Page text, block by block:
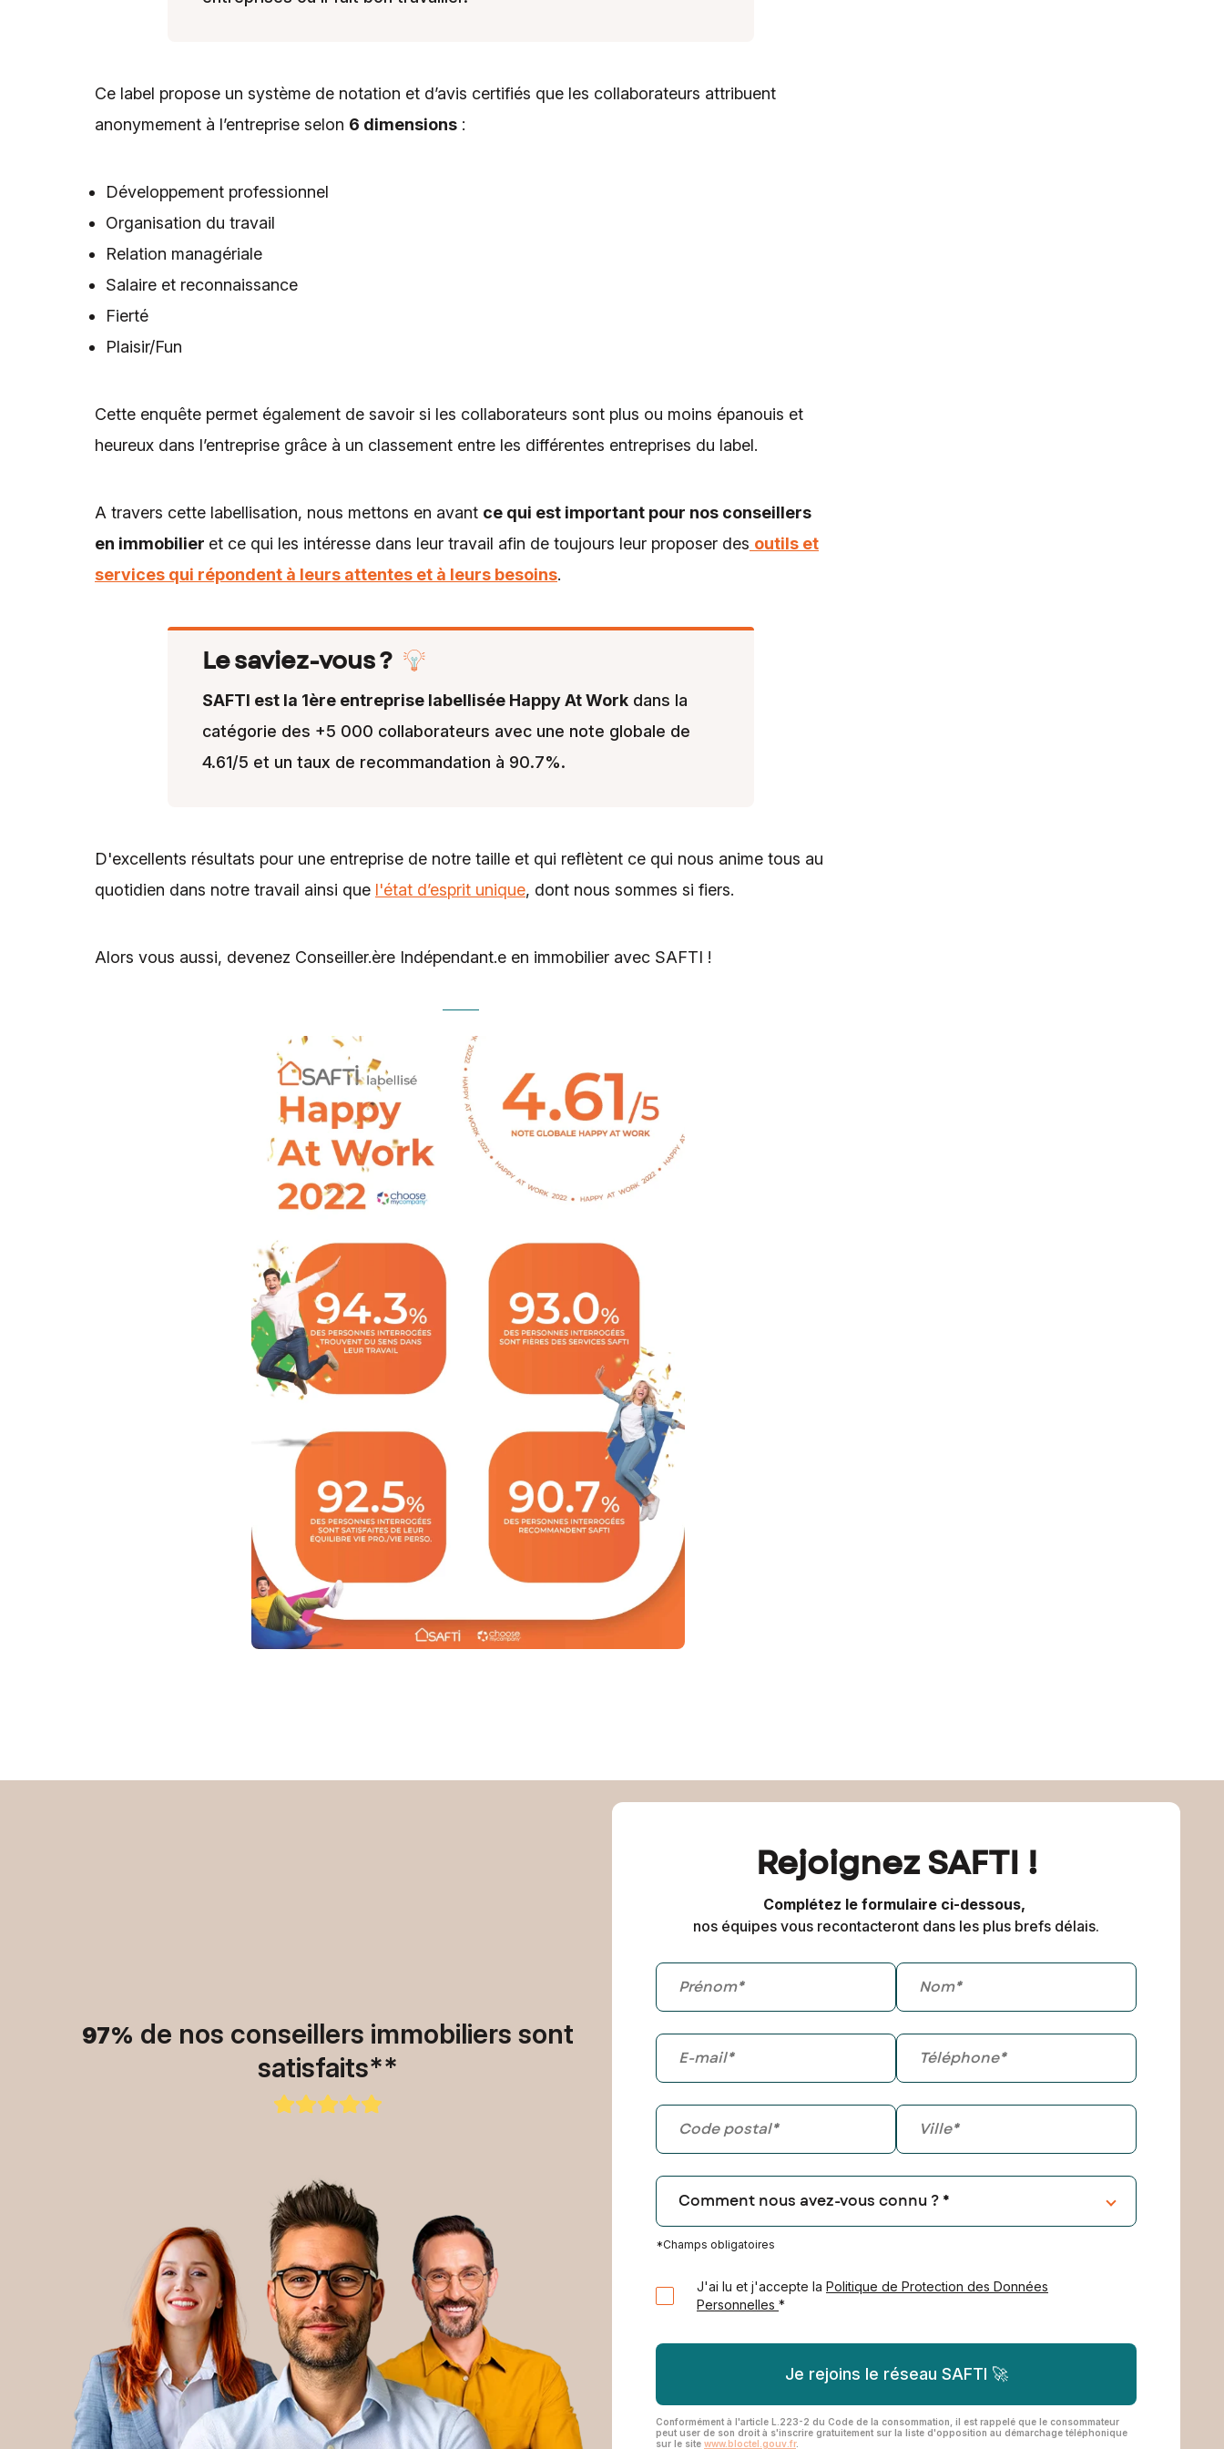
Ce label propose un système de notation et d’avis certifiés que les collaborateurs attribuent
anonymement à l’entreprise selon 6 dimensions :
Développement professionnel
Organisation du travail
Relation managériale
Salaire et reconnaissance
Fierté
Plaisir/Fun
Cette enquête permet également de savoir si les collaborateurs sont plus ou moins épanouis et
heureux dans l’entreprise grâce à un classement entre les différentes entreprises du label.
A travers cette labellisation, nous mettons en avant ce qui est important pour nos conseillers
en immobilier et ce qui les intéresse dans leur travail afin de toujours leur proposer des outils et
services qui répondent à leurs attentes et à leurs besoins.
Le saviez-vous ?
SAFTI est la 1ère entreprise labellisée Happy At Work dans la
catégorie des +5 000 collaborateurs avec une note globale de
4.61/5 et un taux de recommandation à 90.7%.
D'excellents résultats pour une entreprise de notre taille et qui reflètent ce qui nous anime tous au
quotidien dans notre travail ainsi que l'état d’esprit unique, dont nous sommes si fiers.
Alors vous aussi, devenez Conseiller.ère Indépendant.e en immobilier avec SAFTI !
97% de nos conseillers immobiliers sont
satisfaits**
Rejoignez SAFTI !
Complétez le formulaire ci-dessous,
nos équipes vous recontacteront dans les plus brefs délais.
*Champs obligatoires
J'ai lu et j'accepte la Politique de Protection des Données
Personnelles *
Je rejoins le réseau SAFTI 🚀
Conformément à l'article L.223-2 du Code de la consommation, il est rappelé que le consommateur
peut user de son droit à s'inscrire gratuitement sur la liste d'opposition au démarchage téléphonique
sur le site www.bloctel.gouv.fr.